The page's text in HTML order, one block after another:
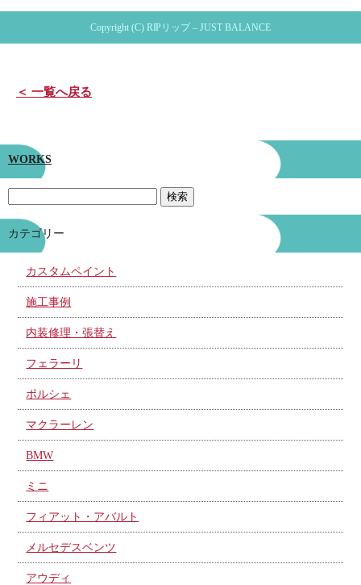
Copyright (C) RIPリップ – JUST BALANCE
＜ 一覧へ戻る
WORKS
カテゴリー
カスタムペイント
施工事例
内装修理・張替え
フェラーリ
ポルシェ
マクラーレン
BMW
ミニ
フィアット・アバルト
メルセデスベンツ
アウディ